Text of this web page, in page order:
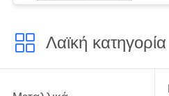
Λαϊκή κατηγορία